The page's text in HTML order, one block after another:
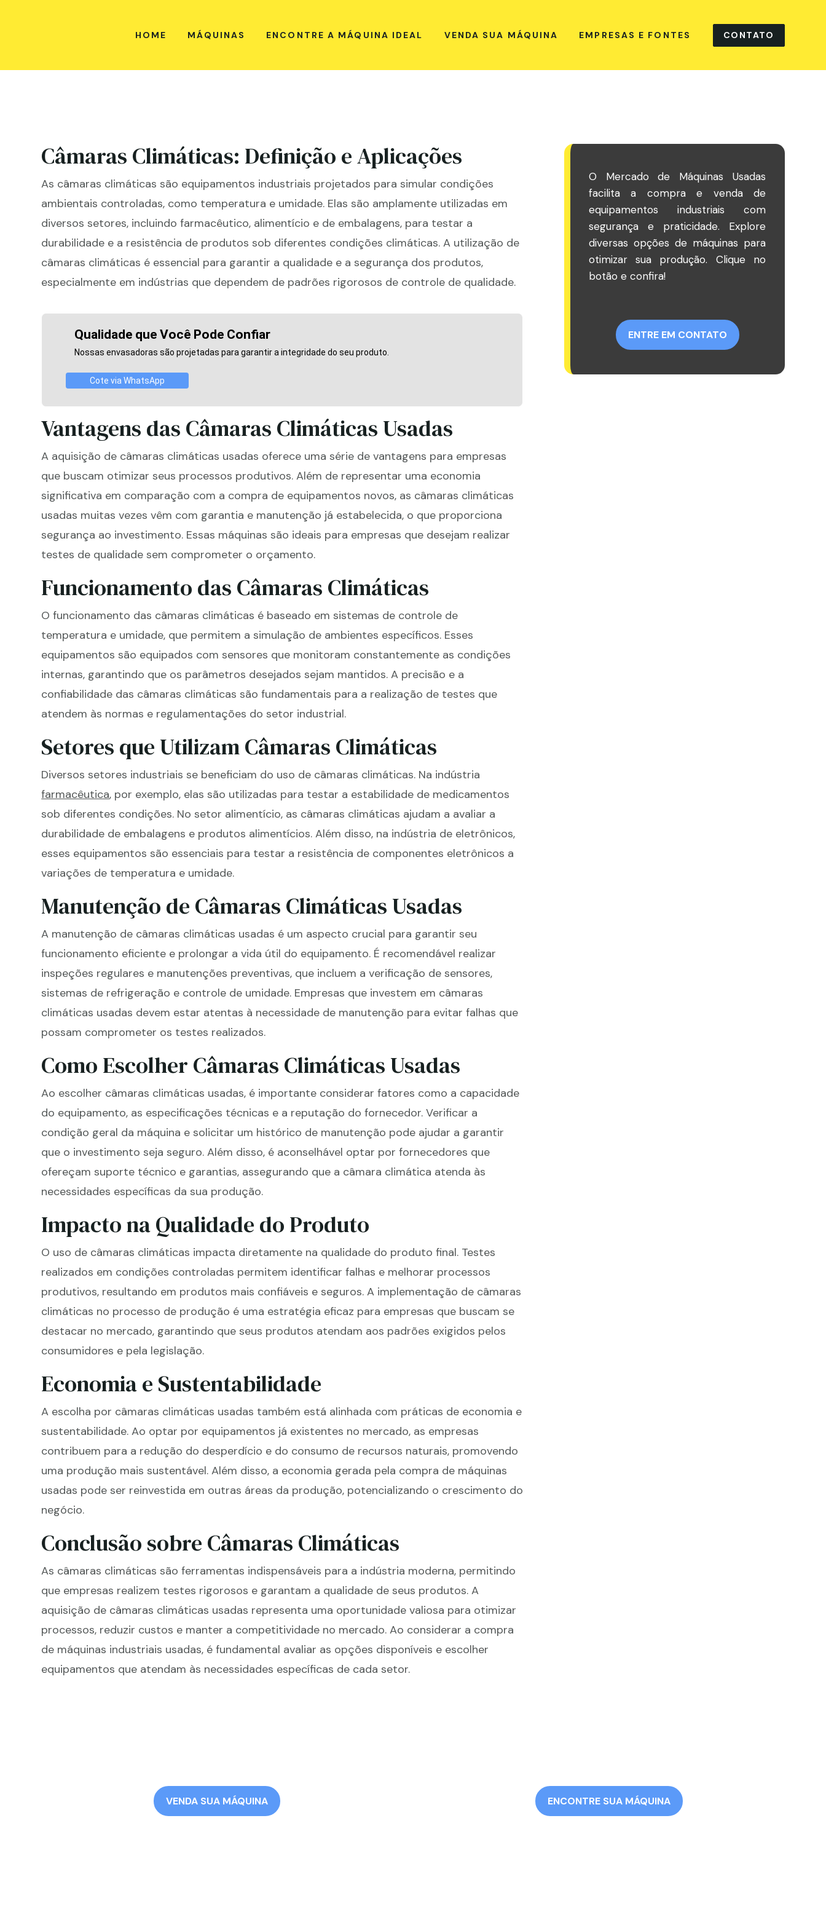
HOME MÁQUINAS ENCONTRE A MÁQUINA IDEAL VENDA SUA MÁQUINA EMPRESAS E FONTES CONTATO
Câmaras Climáticas: Definição e Aplicações
As câmaras climáticas são equipamentos industriais projetados para simular condições
ambientais controladas, como temperatura e umidade. Elas são amplamente utilizadas em
diversos setores, incluindo farmacêutico, alimentício e de embalagens, para testar a
durabilidade e a resistência de produtos sob diferentes condições climáticas. A utilização de
câmaras climáticas é essencial para garantir a qualidade e a segurança dos produtos,
especialmente em indústrias que dependem de padrões rigorosos de controle de qualidade.
Qualidade que Você Pode Confiar
Nossas envasadoras são projetadas para garantir a integridade do seu produto.
Cote via WhatsApp
Vantagens das Câmaras Climáticas Usadas
A aquisição de câmaras climáticas usadas oferece uma série de vantagens para empresas
que buscam otimizar seus processos produtivos. Além de representar uma economia
significativa em comparação com a compra de equipamentos novos, as câmaras climáticas
usadas muitas vezes vêm com garantia e manutenção já estabelecida, o que proporciona
segurança ao investimento. Essas máquinas são ideais para empresas que desejam realizar
testes de qualidade sem comprometer o orçamento.
Funcionamento das Câmaras Climáticas
O funcionamento das câmaras climáticas é baseado em sistemas de controle de
temperatura e umidade, que permitem a simulação de ambientes específicos. Esses
equipamentos são equipados com sensores que monitoram constantemente as condições
internas, garantindo que os parâmetros desejados sejam mantidos. A precisão e a
confiabilidade das câmaras climáticas são fundamentais para a realização de testes que
atendem às normas e regulamentações do setor industrial.
Setores que Utilizam Câmaras Climáticas
Diversos setores industriais se beneficiam do uso de câmaras climáticas. Na indústria
farmacêutica, por exemplo, elas são utilizadas para testar a estabilidade de medicamentos
sob diferentes condições. No setor alimentício, as câmaras climáticas ajudam a avaliar a
durabilidade de embalagens e produtos alimentícios. Além disso, na indústria de eletrônicos,
esses equipamentos são essenciais para testar a resistência de componentes eletrônicos a
variações de temperatura e umidade.
Manutenção de Câmaras Climáticas Usadas
A manutenção de câmaras climáticas usadas é um aspecto crucial para garantir seu
funcionamento eficiente e prolongar a vida útil do equipamento. É recomendável realizar
inspeções regulares e manutenções preventivas, que incluem a verificação de sensores,
sistemas de refrigeração e controle de umidade. Empresas que investem em câmaras
climáticas usadas devem estar atentas à necessidade de manutenção para evitar falhas que
possam comprometer os testes realizados.
Como Escolher Câmaras Climáticas Usadas
Ao escolher câmaras climáticas usadas, é importante considerar fatores como a capacidade
do equipamento, as especificações técnicas e a reputação do fornecedor. Verificar a
condição geral da máquina e solicitar um histórico de manutenção pode ajudar a garantir
que o investimento seja seguro. Além disso, é aconselhável optar por fornecedores que
ofereçam suporte técnico e garantias, assegurando que a câmara climática atenda às
necessidades específicas da sua produção.
Impacto na Qualidade do Produto
O uso de câmaras climáticas impacta diretamente na qualidade do produto final. Testes
realizados em condições controladas permitem identificar falhas e melhorar processos
produtivos, resultando em produtos mais confiáveis e seguros. A implementação de câmaras
climáticas no processo de produção é uma estratégia eficaz para empresas que buscam se
destacar no mercado, garantindo que seus produtos atendam aos padrões exigidos pelos
consumidores e pela legislação.
Economia e Sustentabilidade
A escolha por câmaras climáticas usadas também está alinhada com práticas de economia e
sustentabilidade. Ao optar por equipamentos já existentes no mercado, as empresas
contribuem para a redução do desperdício e do consumo de recursos naturais, promovendo
uma produção mais sustentável. Além disso, a economia gerada pela compra de máquinas
usadas pode ser reinvestida em outras áreas da produção, potencializando o crescimento do
negócio.
Conclusão sobre Câmaras Climáticas
As câmaras climáticas são ferramentas indispensáveis para a indústria moderna, permitindo
que empresas realizem testes rigorosos e garantam a qualidade de seus produtos. A
aquisição de câmaras climáticas usadas representa uma oportunidade valiosa para otimizar
processos, reduzir custos e manter a competitividade no mercado. Ao considerar a compra
de máquinas industriais usadas, é fundamental avaliar as opções disponíveis e escolher
equipamentos que atendam às necessidades específicas de cada setor.
O Mercado de Máquinas Usadas
facilita a compra e venda de
equipamentos industriais com
segurança e praticidade. Explore
diversas opções de máquinas para
otimizar sua produção. Clique no
botão e confira!
ENTRE EM CONTATO
VENDA SUA MÁQUINA ENCONTRE SUA MÁQUINA